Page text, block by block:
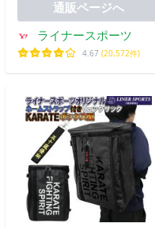
通販ページへ
ライナースポーツ
4.67 (20,572件)